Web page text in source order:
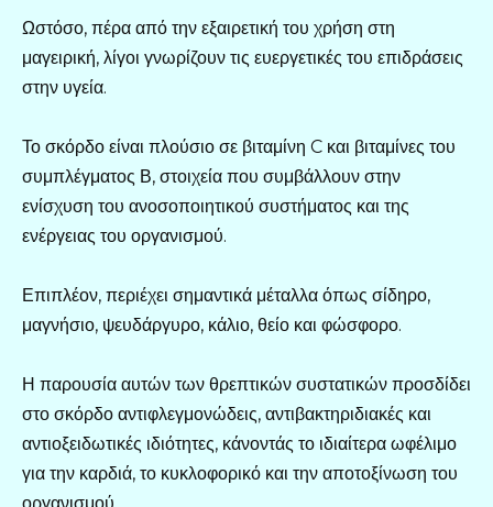
Ωστόσο, πέρα από την εξαιρετική του χρήση στη
μαγειρική, λίγοι γνωρίζουν τις ευεργετικές του επιδράσεις
στην υγεία.
Το σκόρδο είναι πλούσιο σε βιταμίνη C και βιταμίνες του
συμπλέγματος Β, στοιχεία που συμβάλλουν στην
ενίσχυση του ανοσοποιητικού συστήματος και της
ενέργειας του οργανισμού.
Επιπλέον, περιέχει σημαντικά μέταλλα όπως σίδηρο,
μαγνήσιο, ψευδάργυρο, κάλιο, θείο και φώσφορο.
Η παρουσία αυτών των θρεπτικών συστατικών προσδίδει
στο σκόρδο αντιφλεγμονώδεις, αντιβακτηριδιακές και
αντιοξειδωτικές ιδιότητες, κάνοντάς το ιδιαίτερα ωφέλιμο
για την καρδιά, το κυκλοφορικό και την αποτοξίνωση του